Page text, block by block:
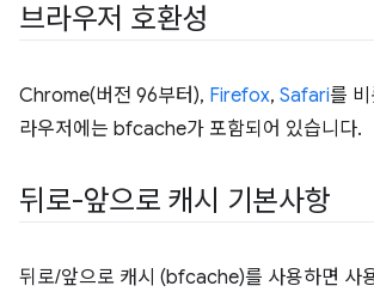
브라우저 호환성
Chrome(버전 96부터), Firefox, Safari를
라우저에는 bfcache가 포함되어 있습니다.
뒤로-앞으로 캐시 기본사항
뒤로/앞으로 캐시 (bfcache)를 사용하면 사